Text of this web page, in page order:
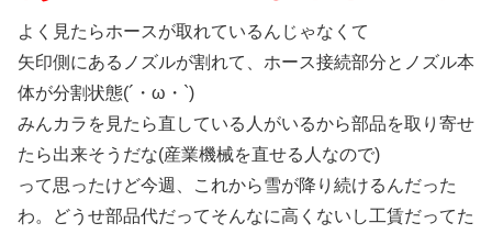
よく見たらホースが取れているんじゃなくて
矢印側にあるノズルが割れて、ホース接続部分とノズル本
体が分割状態(´・ω・`)
みんカラを見たら直している人がいるから部品を取り寄せ
たら出来そうだな(産業機械を直せる人なので)
って思ったけど今週、これから雪が降り続けるんだった
わ。どうせ部品代だってそんなに高くないし工賃だってた